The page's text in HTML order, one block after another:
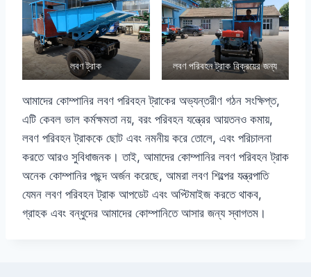
লবণ ট্রাক লবণ পরিবহন ট্রাক বিক্রয়ের জন্য
আমাদের কোম্পানির লবণ পরিবহন ট্রাকের অভ্যন্তরীণ গঠন সংক্ষিপ্ত,
এটি কেবল ভাল কর্মক্ষমতা নয়, বরং পরিবহন যন্ত্রের আয়তনও কমায়,
লবণ পরিবহন ট্রাককে ছোট এবং নমনীয় করে তোলে, এবং পরিচালনা
করতে আরও সুবিধাজনক। তাই, আমাদের কোম্পানির লবণ পরিবহন ট্রাক
অনেক কোম্পানির পছন্দ অর্জন করেছে, আমরা লবণ শিল্পের যন্ত্রপাতি
যেমন লবণ পরিবহন ট্রাক আপডেট এবং অপ্টিমাইজ করতে থাকব,
গ্রাহক এবং বন্ধুদের আমাদের কোম্পানিতে আসার জন্য স্বাগতম।